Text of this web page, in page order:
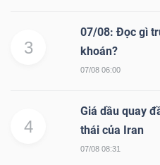
3
07/08: Đọc gì
khoán?
07/08 06:00
4
Giá dầu quay
thái của Iran
07/08 08:31